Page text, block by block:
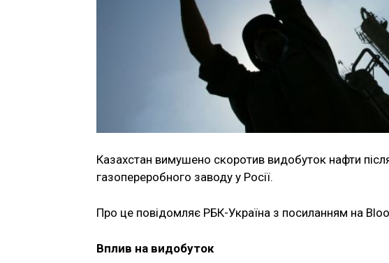
Казахстан вимушено скоротив видобуток нафти
газопереробного заводу у Росії.
Про це повідомляє РБК-Україна з посиланням на
Вплив на видобуток